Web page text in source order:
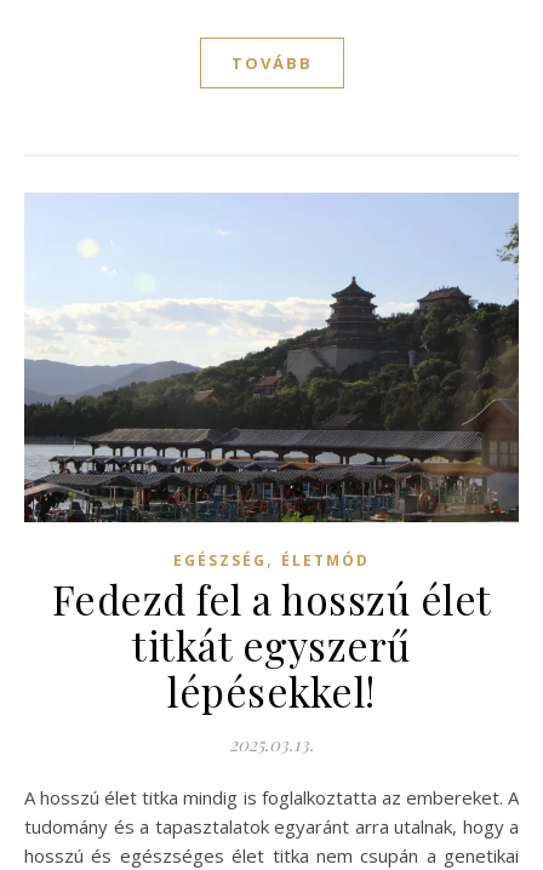
TOVÁBB
EGÉSZSÉG , ÉLETMÓD
Fedezd fel a hosszú élet
titkát egyszerű
lépésekkel!
2025.03.13.
A hosszú élet titka mindig is foglalkoztatta az embereket. A
tudomány és a tapasztalatok egyaránt arra utalnak, hogy a
hosszú és egészséges élet titka nem csupán a genetikai